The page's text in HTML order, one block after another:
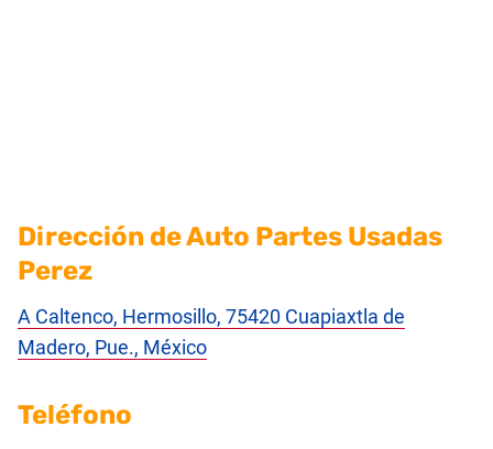
Dirección de Auto Partes Usadas
Perez
A Caltenco, Hermosillo, 75420 Cuapiaxtla de
Madero, Pue., México
Teléfono